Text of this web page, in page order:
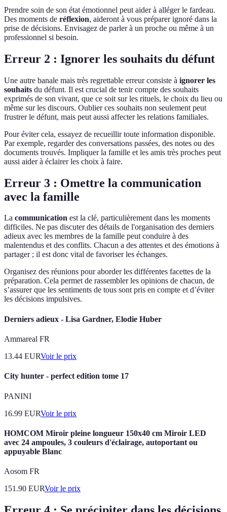
Prendre soin de son état émotionnel peut aider à alléger le fardeau.
Des moments de réflexion, aideront à vous préparer ignoré dans la
prise de décisions. Envisagez de parler à un proche ou même à un
professionnel si besoin.
Erreur 2 : Ignorer les souhaits du défunt
Une autre banale mais très regrettable erreur consiste à ignorer les
souhaits du défunt. Il est crucial de tenir compte des souhaits
exprimés de son vivant, que ce soit sur les rituels, le choix du lieu ou
même sur les discours. Oublier ces souhaits non seulement peut
frustrer le défunt, mais peut aussi affecter les relations familiales.
Pour éviter cela, essayez de recueillir toute information disponible.
Par exemple, regarder des conversations passées, des notes ou des
documents trouvés. Impliquer la famille et les amis très proches peut
aussi aider à éclairer les choix à faire.
Erreur 3 : Omettre la communication
avec la famille
La communication est la clé, particulièrement dans les moments
difficiles. Ne pas discuter des détails de l'organisation des derniers
adieux avec les membres de la famille peut conduire à des
malentendus et des conflits. Chacun a des attentes et des émotions à
partager ; il est donc vital de favoriser les échanges.
Organisez des réunions pour aborder les différentes facettes de la
préparation. Cela permet de rassembler les opinions de chacun, de
s’assurer que les sentiments de tous sont pris en compte et d’éviter
les décisions impulsives.
Derniers adieux - Lisa Gardner, Elodie Huber
Ammareal FR
13.44 EURVoir le prix
City hunter - perfect edition tome 17
PANINI
16.99 EURVoir le prix
HOMCOM Miroir pleine longueur 150x40 cm Miroir LED
avec 24 ampoules, 3 couleurs d'éclairage, autoportant ou
appuyable Blanc
Aosom FR
151.90 EURVoir le prix